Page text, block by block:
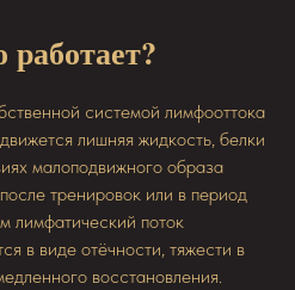
работает?
системой лимфооттока
лишняя жидкость, белки
малоподвижного образа
тренировок или в период
лимфатический поток
в виде отёчности, тяжести в
восстановления.